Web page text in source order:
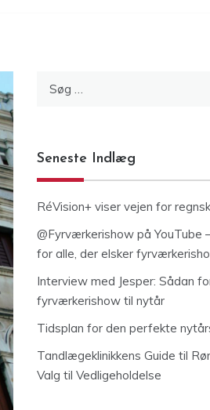
efter:
Seneste Indlæg
RéVision+ viser vejen for
@Fyrværkerishow på YouTube
for alle, der elsker
Interview med Jesper: Sådan
fyrværkerishow til nytår
Tidsplan for den perfekte
Tandlægeklinikkens Guide til
Valg til Vedligeholdelse